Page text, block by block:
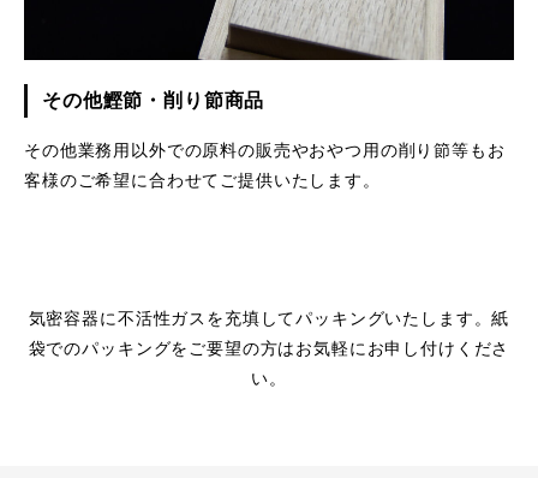
その他鰹節・削り節商品
その他業務用以外での原料の販売やおやつ用の削り節等もお
客様のご希望に合わせてご提供いたします。
気密容器に不活性ガスを充填してパッキングいたします。紙
袋でのパッキングをご要望の方はお気軽にお申し付けくださ
い。